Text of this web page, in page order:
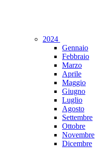
2024
Gennaio
Febbraio
Marzo
Aprile
Maggio
Giugno
Luglio
Agosto
Settembre
Ottobre
Novembre
Dicembre